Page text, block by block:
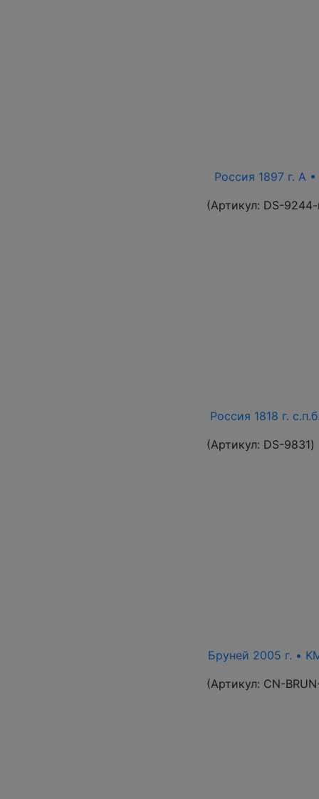
Россия 1897 г. А
(Артикул: DS-
Россия 1818 г.
(Артикул: DS-9831)
Бруней 2005 г. •
(Артикул: CN-